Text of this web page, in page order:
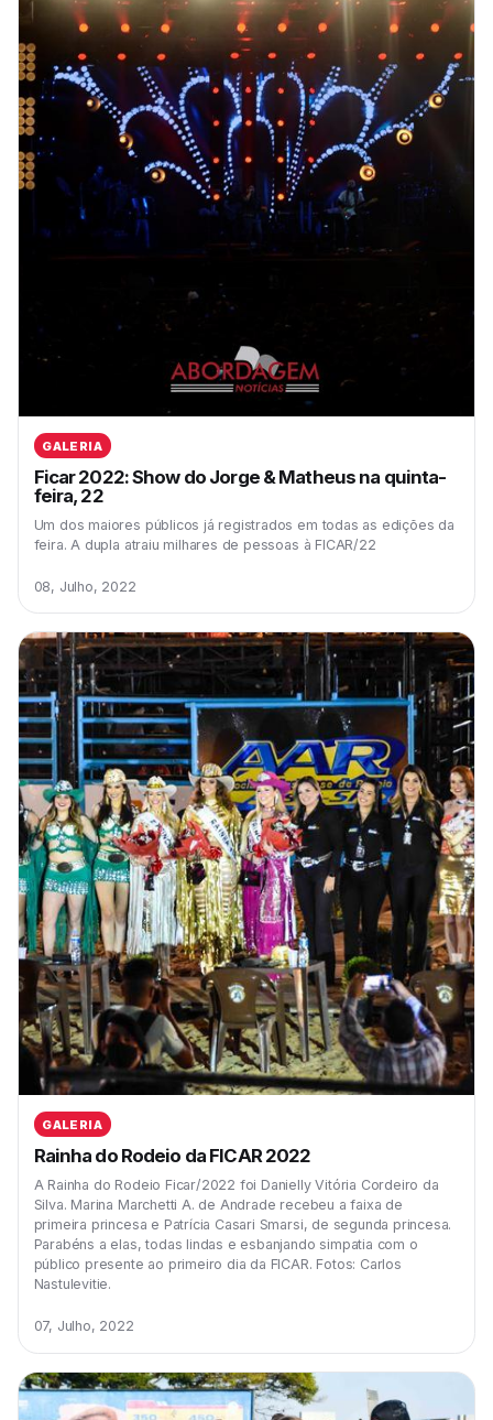
GALERIA
Ficar 2022: Show do Jorge & Matheus na quinta-
feira, 22
Um dos maiores públicos já registrados em todas as edições da
feira. A dupla atraiu milhares de pessoas à FICAR/22
08, Julho, 2022
GALERIA
Rainha do Rodeio da FICAR 2022
A Rainha do Rodeio Ficar/2022 foi Danielly Vitória Cordeiro da
Silva. Marina Marchetti A. de Andrade recebeu a faixa de
primeira princesa e Patrícia Casari Smarsi, de segunda princesa.
Parabéns a elas, todas lindas e esbanjando simpatia com o
público presente ao primeiro dia da FICAR. Fotos: Carlos
Nastulevitie.
07, Julho, 2022